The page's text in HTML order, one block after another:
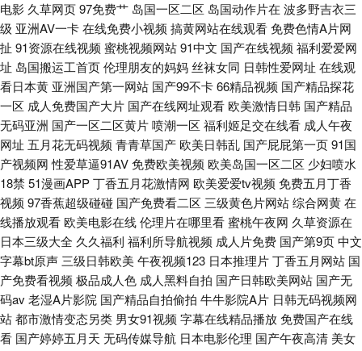
电影 久草网页97免费艹 岛国一区二区 岛国动作片在 波多野吉衣三
级 亚洲AV一卡在线免费小视频 搞黄网站在线观看免费色情A片网
扯 91资源在线视频 蜜桃视频网站91中文 国产在线视频 福利爱爱网
址 岛国搬运工首页伦理朋友的妈妈丝袜女同 日韩性爱网址 在线观
看日本黄 亚洲国产第一网站 国产99不卡66精品视频 国产精品探花
一区 成人免费国产大片 国产在线网址观看 欧美激情日韩 国产精品
无码亚洲 国产一区二区黄片喷潮一区 福利姬足交在线看 成人午夜
网址 五月花无码视频 青青草国产 欧美日韩乱 国产屁屁第一页91国
产视频网 性爱草逼91AV免费欧美视频 欧美岛国一区二区 少妇喷水
18禁 51漫画APP丁香五月花激情网 欧美爱爱tv视频 免费五月丁香
视频 97香蕉超级碰碰 国产免费看二区 三级黄色片网站综合网黄在
线播放观看 欧美电影在线伦理片在哪里看蜜桃午夜网 久草资源在
日本三级大全 久久福利 福利所导航视频 成人片免费 国产第9页中文
字幕bt原声 三级日韩欧美午夜视频123 日本推理片丁香五月网站 国
产免费看视频 极品成人色 成人黑料自拍 国产日韩欧美网站 国产无
码av老湿A片影院 国产精品自拍偷拍 牛牛影院A片 日韩无码视频网
站都市激情变态另类 男女91视频 字幕在线精品播放免费国产在线
看 国产婷婷五月天 无码传媒导航 日本电影伦理 国产午夜高清 美女